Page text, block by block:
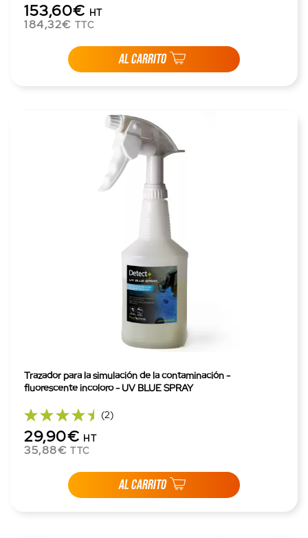
153,60€ HT
184,32€ TTC
AL CARRITO
Trazador para la simulación de la contaminación -
fluorescente incoloro - UV BLUE SPRAY
(2)
29,90€ HT
35,88€ TTC
AL CARRITO